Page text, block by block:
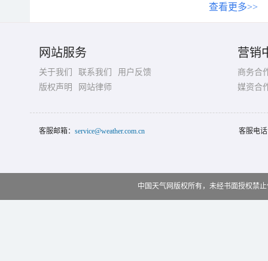
查看更多>>
网站服务
关于我们 联系我们
用户反馈
版权声明
网站律师
营销
商务合
媒资合
客服邮箱： service@weather.com.cn 客服电
中国天气网版权所有，未经书面授权